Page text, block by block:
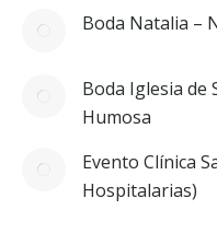
Boda Natalia –
Boda Iglesia de
Humosa
Evento Clínica
Hospitalarias)